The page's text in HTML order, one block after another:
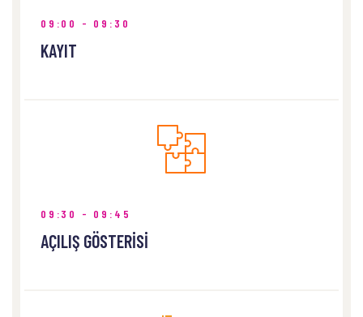
09:00 - 09:30
KAYIT
Kayseri Ticaret Odası Konferans Salonu
09:30 - 09:45
AÇILIŞ GÖSTERİSİ